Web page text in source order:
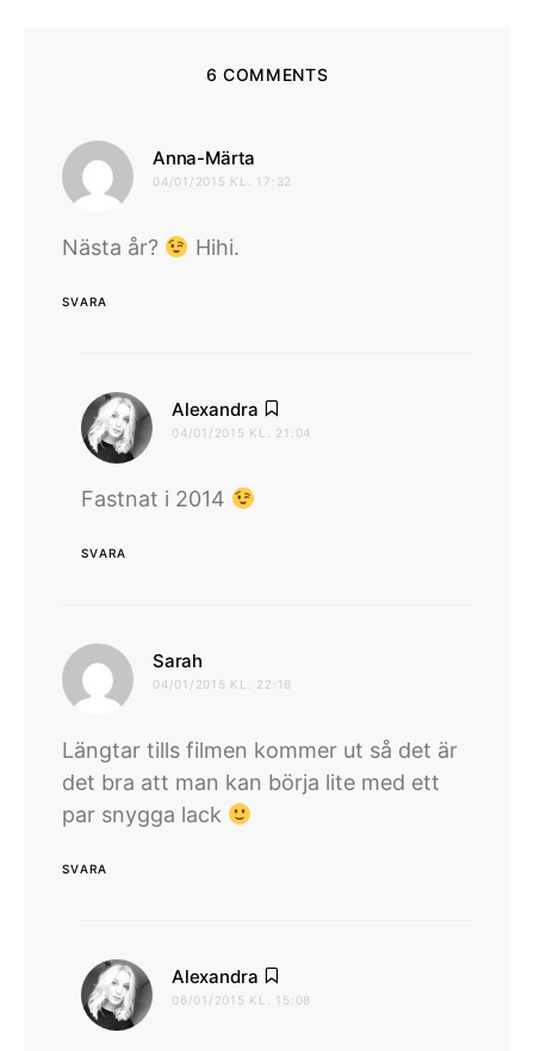
6 COMMENTS
Anna-Märta
04/01/2015 KL. 17:32
Nästa år? Hihi.
SVARA
Alexandra
04/01/2015 KL. 21:04
Fastnat i 2014
SVARA
Sarah
04/01/2015 KL. 22:16
Längtar tills filmen kommer ut så det är
det bra att man kan börja lite med ett
par snygga lack
SVARA
Alexandra
06/01/2015 KL. 15:08